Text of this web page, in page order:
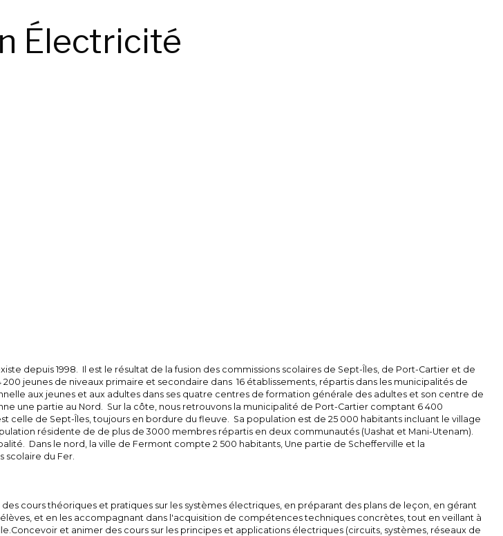
Électricité
depuis 1998. Il est le résultat de la fusion des commissions scolaires de Sept-Îles, de Port-Cartier et de
jeunes de niveaux primaire et secondaire dans 16 établissements, répartis dans les municipalités de
aux jeunes et aux adultes dans ses quatre centres de formation générale des adultes et son centre de
une partie au Nord. Sur la côte, nous retrouvons la municipalité de Port-Cartier comptant 6 400
celle de Sept-Îles, toujours en bordure du fleuve. Sa population est de 25 000 habitants incluant le village
résidente de de plus de 3000 membres répartis en deux communautés (Uashat et Mani-Utenam).
Dans le nord, la ville de Fermont compte 2 500 habitants, Une partie de Schefferville et la
scolaire du Fer.
cours théoriques et pratiques sur les systèmes électriques, en préparant des plans de leçon, en gérant
et en les accompagnant dans l'acquisition de compétences techniques concrètes, tout en veillant à
et animer des cours sur les principes et applications électriques (circuits, systèmes, réseaux de